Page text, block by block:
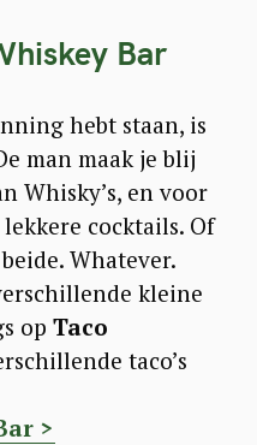
Bar
hebt staan, is
man maak je blij
Whisky’s, en voor
cocktails. Of
Whatever.
kleine
op Taco
taco’s
>